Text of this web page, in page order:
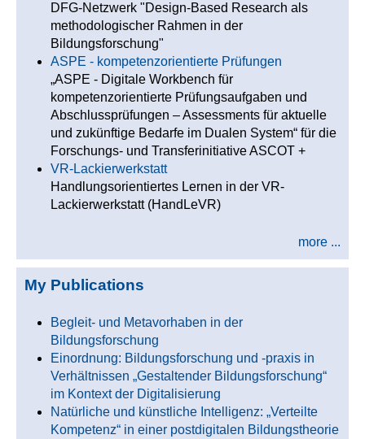
DFG-Netzwerk "Design-Based Research als
methodologischer Rahmen in der
Bildungsforschung"
ASPE - kompetenzorientierte Prüfungen
„ASPE - Digitale Workbench für
kompetenzorientierte Prüfungsaufgaben und
Abschlussprüfungen – Assessments für aktuelle
und zukünftige Bedarfe im Dualen System“ für die
Forschungs- und Transferinitiative ASCOT +
VR-Lackierwerkstatt
Handlungsorientiertes Lernen in der VR-
Lackierwerkstatt (HandLeVR)
more ...
My Publications
Begleit- und Metavorhaben in der
Bildungsforschung
Einordnung: Bildungsforschung und -praxis in
Verhältnissen „Gestaltender Bildungsforschung“
im Kontext der Digitalisierung
Natürliche und künstliche Intelligenz: „Verteilte
Kompetenz“ in einer postdigitalen Bildungstheorie